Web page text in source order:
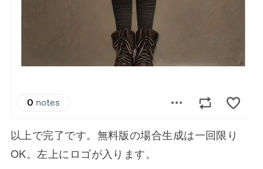
以上で完了です。無料版の場合生成は一回限り
OK。左上にロゴが入ります。